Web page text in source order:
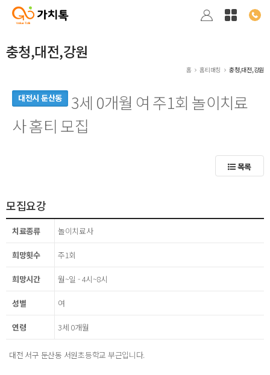
충청,대전,강원
홈 홈티매칭 충청,대전,강원
대전시 둔산동
3세 0개월 여 주1회 놀이치료
사 홈티 모집
목록
모집요강
치료종류 놀이치료사
희망횟수 주1회
희망시간 월~일 - 4시~8시
성별 여
연령 3세 0개월
대전 서구 둔산동 서원초등학교 부근입니다.